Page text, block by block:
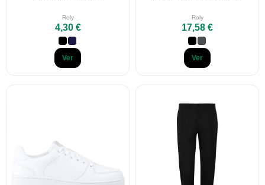
Roly
4,30 €
Ver
Roly
17,58 €
Ver